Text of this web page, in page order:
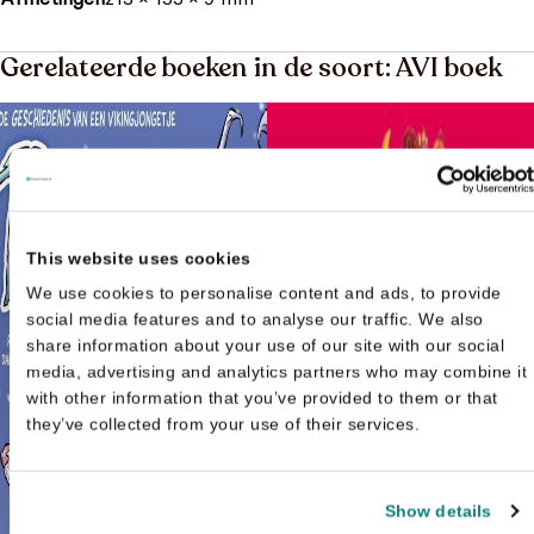
This website uses cookies
We use cookies to personalise content and ads, to provide
social media features and to analyse our traffic. We also
share information about your use of our site with our social
media, advertising and analytics partners who may combine it
with other information that you’ve provided to them or that
they’ve collected from your use of their services.
Show details
Gerelateerde boeken in de soort: AVI boek